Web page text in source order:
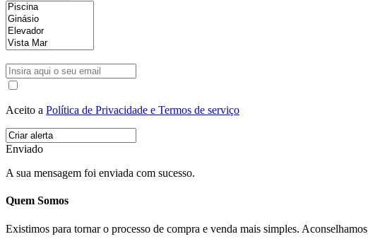
Aceito a Política de Privacidade e Termos de serviço
Enviado
A sua mensagem foi enviada com sucesso.
Quem Somos
Existimos para tornar o processo de compra e venda mais simples.